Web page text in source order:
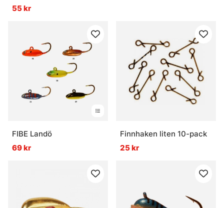
55 kr
FIBE Landö
69 kr
Finnhaken liten 10-pack
25 kr